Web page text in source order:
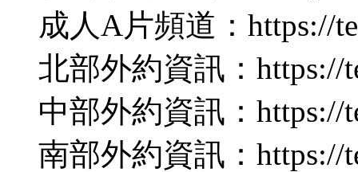
成人A片頻道：https://
北部外約資訊：https://
中部外約資訊：https://
南部外約資訊：https://